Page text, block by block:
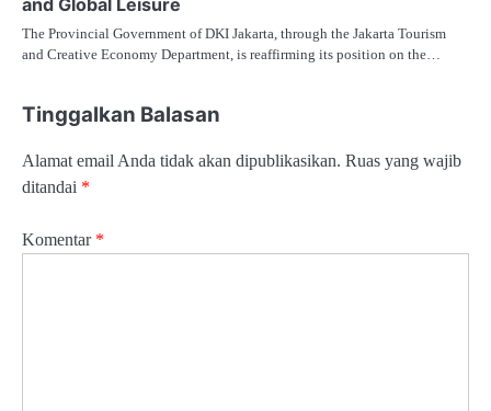
and Global Leisure
The Provincial Government of DKI Jakarta, through the Jakarta Tourism
and Creative Economy Department, is reaffirming its position on the…
Tinggalkan Balasan
Alamat email Anda tidak akan dipublikasikan. Ruas yang wajib
ditandai *
Komentar *